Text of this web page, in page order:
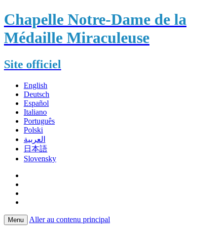
Chapelle Notre-Dame de la
Médaille Miraculeuse
Site officiel
English
Deutsch
Español
Italiano
Português
Polski
العربية
日本語
Slovensky
Menu Aller au contenu principal